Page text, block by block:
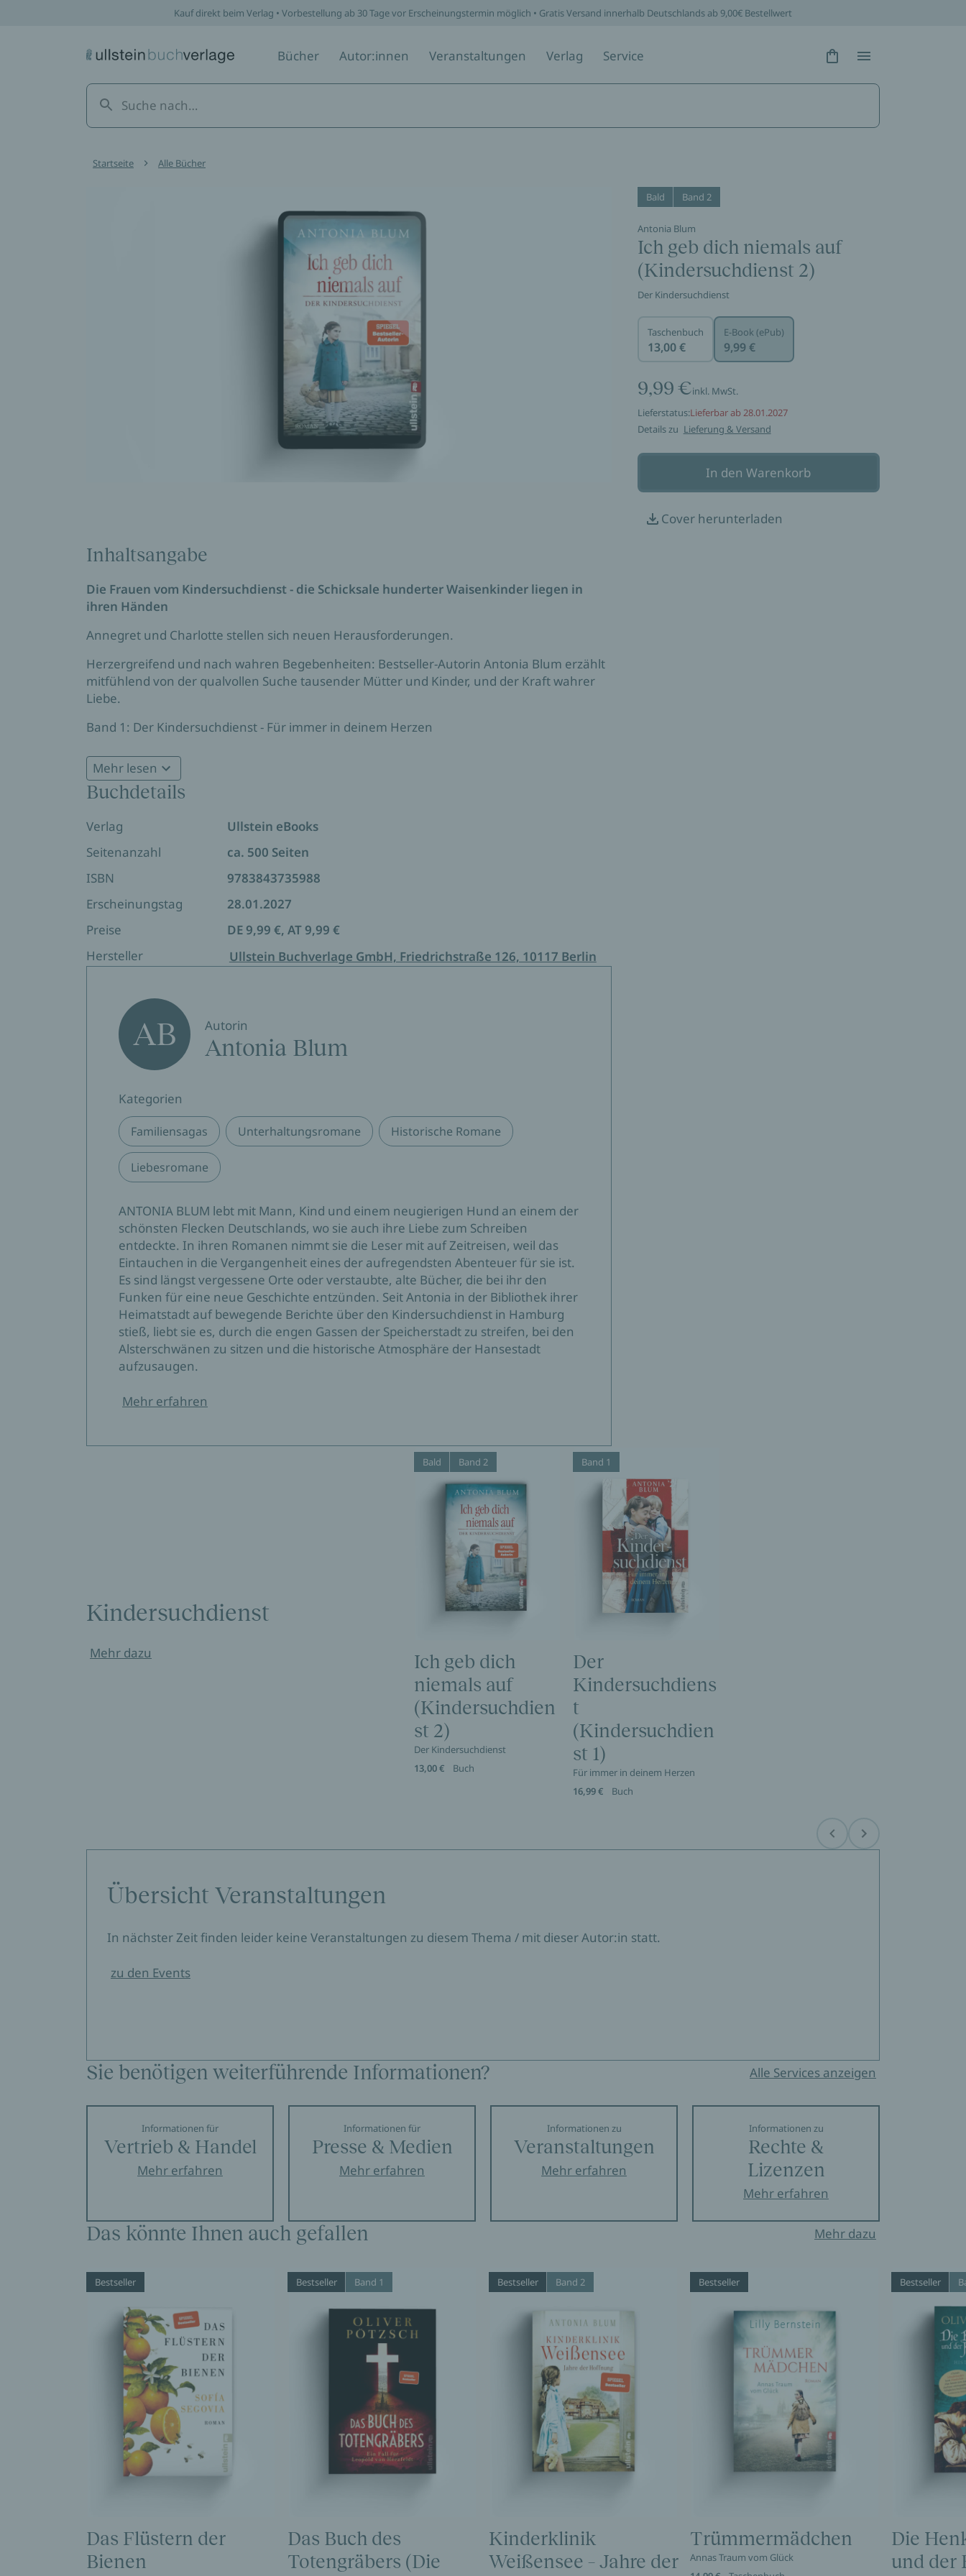
Kauf direkt beim Verlag • Vorbestellung ab 30 Tage vor Erscheinungstermin möglich • Gratis Versand innerhalb Deutschlands ab 9,00€ Bestellwert
Bücher Autor:innen Veranstaltungen Verlag Service Hidden Text
Hidden Text
Startseite Alle Bücher
Bald Band 2
Antonia Blum
Ich geb dich niemals auf
(Kindersuchdienst 2)
Der Kindersuchdienst
Taschenbuch
13,00 €
E-Book (ePub)
9,99 €
9,99 €inkl. MwSt.
Lieferstatus:Lieferbar ab 28.01.2027
Details zu Lieferung & Versand
In den Warenkorb
Cover herunterladen
Inhaltsangabe
Die Frauen vom Kindersuchdienst - die Schicksale hunderter Waisenkinder liegen in
ihren Händen
Annegret und Charlotte stellen sich neuen Herausforderungen.
Herzergreifend und nach wahren Begebenheiten: Bestseller-Autorin Antonia Blum erzählt
mitfühlend von der qualvollen Suche tausender Mütter und Kinder, und der Kraft wahrer
Liebe.
Band 1: Der Kindersuchdienst - Für immer in deinem Herzen
Band 2: Der Kindersuchdienst - Im Sturm an deiner Seite
Mehr lesen
Buchdetails
Verlag
Ullstein eBooks
Seitenanzahl
ca. 500 Seiten
ISBN
9783843735988
Erscheinungstag
28.01.2027
Preise
DE 9,99 €, AT 9,99 €
Hersteller
Ullstein Buchverlage GmbH, Friedrichstraße 126, 10117 Berlin
AB Autorin
Antonia Blum
Kategorien
Familiensagas Unterhaltungsromane Historische Romane
Liebesromane
ANTONIA BLUM lebt mit Mann, Kind und einem neugierigen Hund an einem der
schönsten Flecken Deutschlands, wo sie auch ihre Liebe zum Schreiben
entdeckte. In ihren Romanen nimmt sie die Leser mit auf Zeitreisen, weil das
Eintauchen in die Vergangenheit eines der aufregendsten Abenteuer für sie ist.
Es sind längst vergessene Orte oder verstaubte, alte Bücher, die bei ihr den
Funken für eine neue Geschichte entzünden. Seit Antonia in der Bibliothek ihrer
Heimatstadt auf bewegende Berichte über den Kindersuchdienst in Hamburg
stieß, liebt sie es, durch die engen Gassen der Speicherstadt zu streifen, bei den
Alsterschwänen zu sitzen und die historische Atmosphäre der Hansestadt
aufzusaugen.
Mehr erfahren
Kindersuchdienst
Mehr dazu
Bald Band 2
Ich geb dich
niemals auf
(Kindersuchdien
st 2)
Der Kindersuchdienst
13,00 €
Buch
Band 1
Der
Kindersuchdiens
t
(Kindersuchdien
st 1)
Für immer in deinem Herzen
16,99 €
Buch
Before Next
Übersicht Veranstaltungen
In nächster Zeit finden leider keine Veranstaltungen zu diesem Thema / mit dieser Autor:in statt.
zu den Events
Sie benötigen weiterführende Informationen? Alle Services anzeigen
Informationen für
Vertrieb & Handel
Mehr erfahren
Informationen für
Presse & Medien
Mehr erfahren
Informationen zu
Veranstaltungen
Mehr erfahren
Informationen zu
Rechte &
Lizenzen
Mehr erfahren
Das könnte Ihnen auch gefallen Mehr dazu
Bestseller
Das Flüstern der
Bienen
Bestseller Band 1
Das Buch des
Totengräbers (Die
Bestseller Band 2
Kinderklinik
Weißensee – Jahre der
Bestseller
Trümmermädchen
Annas Traum vom Glück
Bestseller
Die
und der